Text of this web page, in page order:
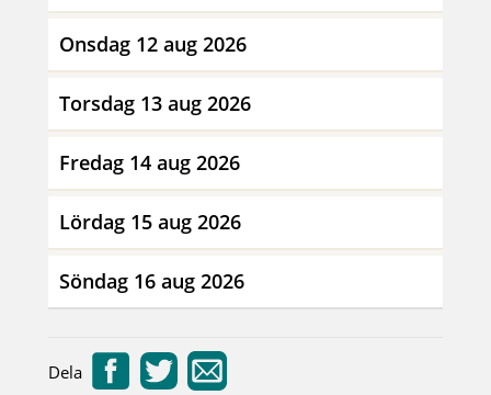
Onsdag 12 aug 2026
Torsdag 13 aug 2026
Fredag 14 aug 2026
Lördag 15 aug 2026
Söndag 16 aug 2026
Dela